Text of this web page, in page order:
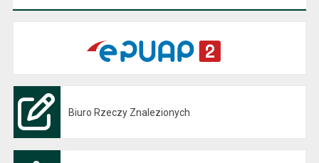
Biuro Rzeczy Znalezionych